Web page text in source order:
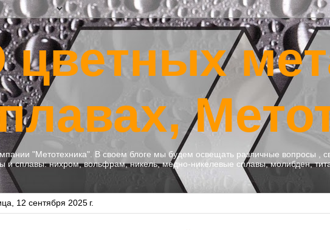
цветных
"Метотехника". В своем блоге мы будем освещать различные вопросы
и сплавы: нихром, вольфрам, никель, медно-никелевые сплавы, молибден,
12 сентября 2025 г.